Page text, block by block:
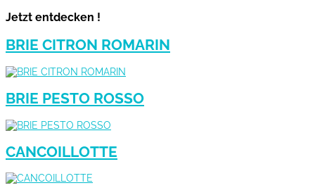
Jetzt entdecken !
BRIE CITRON ROMARIN
BRIE PESTO ROSSO
CANCOILLOTTE